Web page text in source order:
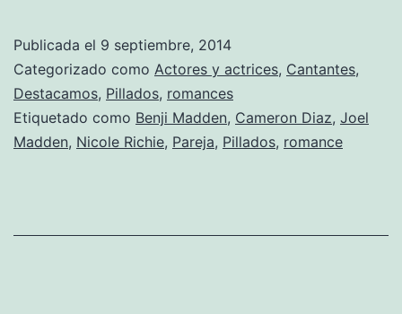
Diaz
Benji
Publicada el 9 septiembre, 2014
Categorizado como Actores y actrices, Cantantes,
Destacamos, Pillados, romances
Etiquetado como Benji Madden, Cameron Diaz, Joel
Madden, Nicole Richie, Pareja, Pillados, romance